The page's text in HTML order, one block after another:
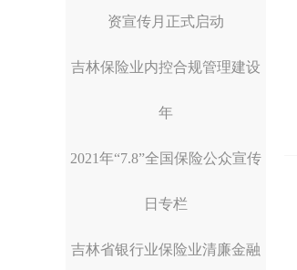
资宣传月正式启动
吉林保险业内控合规管理建设
年
2021年“7.8”全国保险公众宣传
日专栏
吉林省银行业保险业清廉金融